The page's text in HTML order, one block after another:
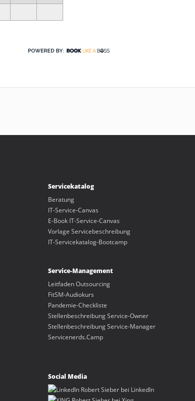
Servicekatalog
Beratung
IT-Service-Canvas
E-Book IT-Service-Canvas
Vorlage Servicebeschreibung
IT-Servicekatalog-Bootcamp
Service-Management
Leitfaden Outsourcing
FitSM-Audiokurs
Pandemie-Checkliste
Stellenbeschreibung Service-Owner
Stellenbeschreibung Service-Manager
Servicenerds.Camp
Social Media
Robert Sieber bei LinkedIn